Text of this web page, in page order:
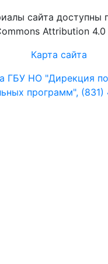
сайта доступны
Attribution
Карта сайта
ГБУ НО "Дирекция
программ", (831)